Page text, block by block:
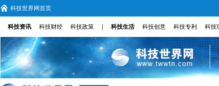
科技世界网首页
科技资讯 科技财经 科技政策 科技生活 科技创意 科技专利 科技